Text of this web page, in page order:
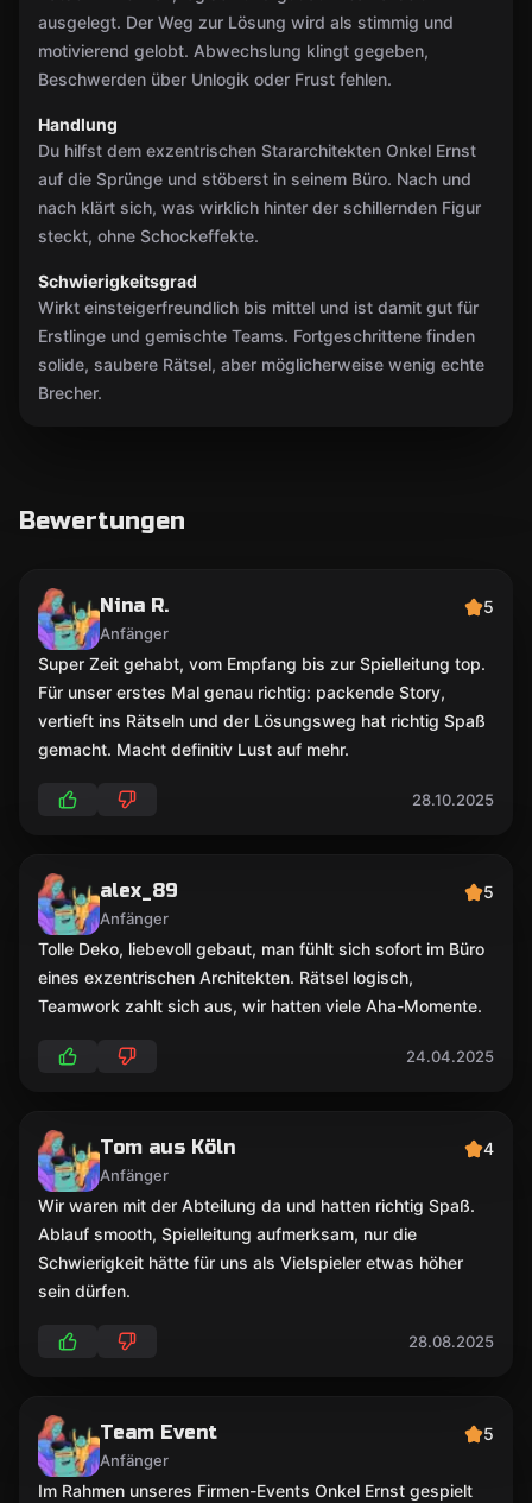
ausgelegt. Der Weg zur Lösung wird als stimmig und
motivierend gelobt. Abwechslung klingt gegeben,
Beschwerden über Unlogik oder Frust fehlen.
Handlung
Du hilfst dem exzentrischen Stararchitekten Onkel Ernst
auf die Sprünge und stöberst in seinem Büro. Nach und
nach klärt sich, was wirklich hinter der schillernden Figur
steckt, ohne Schockeffekte.
Schwierigkeitsgrad
Wirkt einsteigerfreundlich bis mittel und ist damit gut für
Erstlinge und gemischte Teams. Fortgeschrittene finden
solide, saubere Rätsel, aber möglicherweise wenig echte
Brecher.
Bewertungen
Nina R.
Anfänger
5
Super Zeit gehabt, vom Empfang bis zur Spielleitung top.
Für unser erstes Mal genau richtig: packende Story,
vertieft ins Rätseln und der Lösungsweg hat richtig Spaß
gemacht. Macht definitiv Lust auf mehr.
28.10.2025
alex_89
Anfänger
5
Tolle Deko, liebevoll gebaut, man fühlt sich sofort im Büro
eines exzentrischen Architekten. Rätsel logisch,
Teamwork zahlt sich aus, wir hatten viele Aha-Momente.
24.04.2025
Tom aus Köln
Anfänger
4
Wir waren mit der Abteilung da und hatten richtig Spaß.
Ablauf smooth, Spielleitung aufmerksam, nur die
Schwierigkeit hätte für uns als Vielspieler etwas höher
sein dürfen.
28.08.2025
Team Event
Anfänger
5
Im Rahmen unseres Firmen-Events Onkel Ernst gespielt